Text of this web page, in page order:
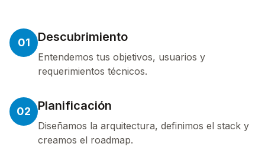
01 Descubrimiento
Entendemos tus objetivos, usuarios y
requerimientos técnicos.
02 Planificación
Diseñamos la arquitectura, definimos el stack y
creamos el roadmap.